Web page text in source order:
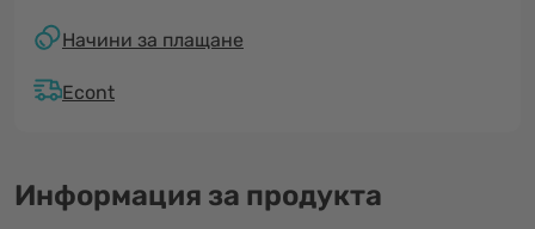
Начини за плащане
Econt
Информация за продукта